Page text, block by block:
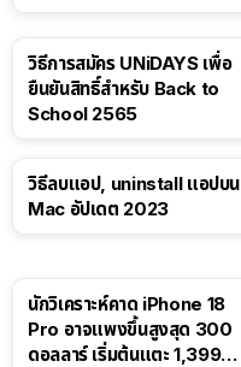
วิธีการสมัคร UNiDAYS เพื่อ
ยืนยันสิทธิ์สำหรับ Back to
School 2565
วิธีลบแอป, uninstall แอปบน
Mac อัปเดต 2023
นักวิเคราะห์คาด iPhone 18
Pro อาจแพงขึ้นสูงสุด 300
ดอลลาร์ เริ่มต้นแตะ 1,399